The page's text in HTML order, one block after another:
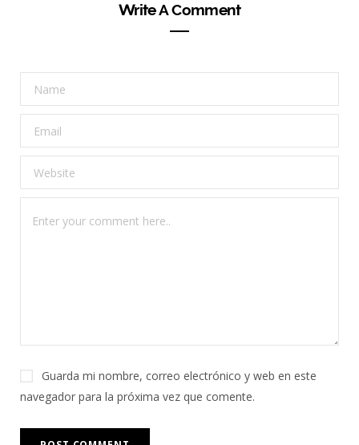
Write A Comment
Guarda mi nombre, correo electrónico y web en este
navegador para la próxima vez que comente.